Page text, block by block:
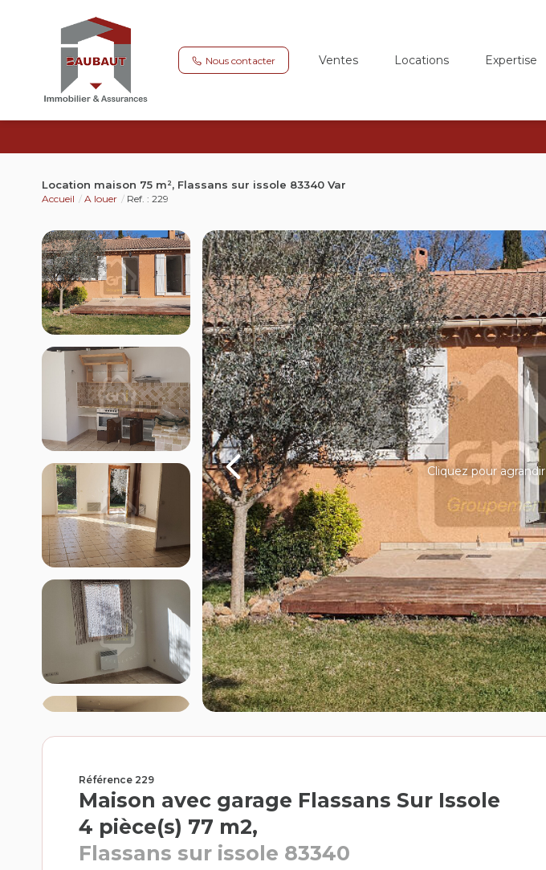
Nous contacter Ventes Locations Expertise
Location maison 75 m², Flassans sur issole 83340 Var
Accueil A louer Ref. : 229
Cliquez pour agrandir
Référence 229
Maison avec garage Flassans Sur Issole
4 pièce(s) 77 m2,
Flassans sur issole 83340